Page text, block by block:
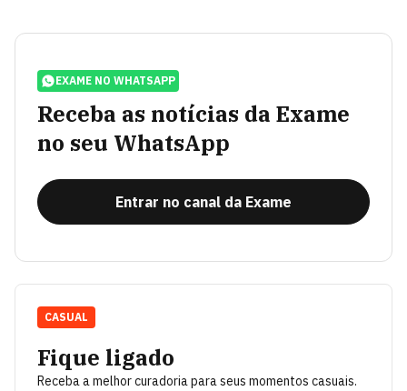
EXAME NO WHATSAPP
Receba as notícias da Exame
no seu WhatsApp
Entrar no canal da Exame
Fique ligado
Receba a melhor curadoria para seus momentos casuais.
CASUAL